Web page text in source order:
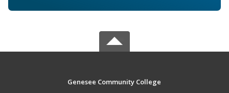
Genesee Community College